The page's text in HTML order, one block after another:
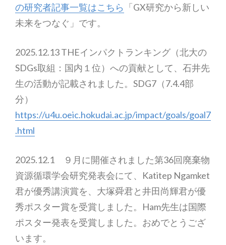
の研究者記事一覧はこちら 「GX研究から新しい
未来をつなぐ」です。
2025.12.13 THEインパクトランキング（北大の
SDGs取組：国内１位）への貢献として、石井先
生の活動が記載されました。SDG7（7.4.4部
分）
https://u4u.oeic.hokudai.ac.jp/impact/goals/goal7
.html
2025.12.1 ９月に開催されました第36回廃棄物
資源循環学会研究発表会にて、Katitep Ngamket
君が優秀講演賞を、大塚舜君と井田尚輝君が優
秀ポスター賞を受賞しました。Ham先生は国際
ポスター発表を受賞しました。おめでとうござ
います。